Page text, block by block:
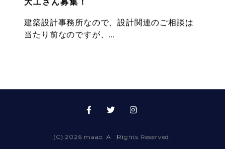
大工さん募集！
建築設計事務所なので、設計関連のご相談は
当たり前なのですが、…
(C) 2026 maao. All Rights Reserved.